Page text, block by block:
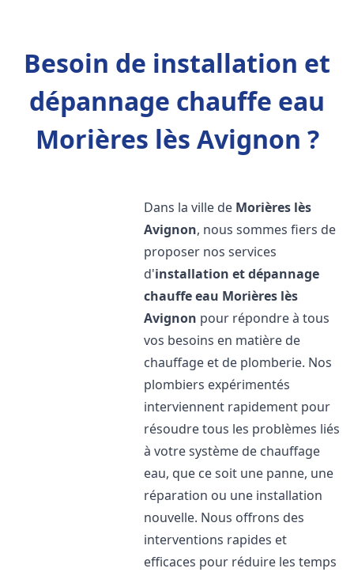
Besoin de installation et
dépannage chauffe eau
Morières lès Avignon ?
Dans la ville de Morières lès
Avignon, nous sommes fiers de
proposer nos services
d'installation et dépannage
chauffe eau Morières lès
Avignon pour répondre à tous
vos besoins en matière de
chauffage et de plomberie. Nos
plombiers expérimentés
interviennent rapidement pour
résoudre tous les problèmes liés
à votre système de chauffage
eau, que ce soit une panne, une
réparation ou une installation
nouvelle. Nous offrons des
interventions rapides et
efficaces pour réduire les temps